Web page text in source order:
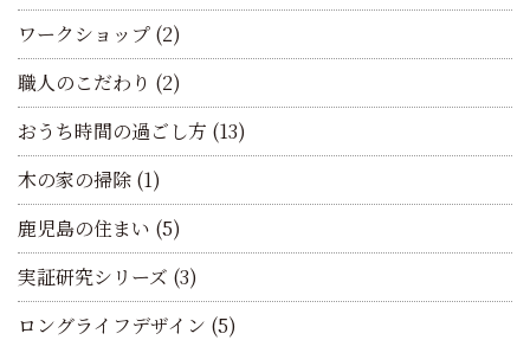
ワークショップ (2)
職人のこだわり (2)
おうち時間の過ごし方 (13)
木の家の掃除 (1)
鹿児島の住まい (5)
実証研究シリーズ (3)
ロングライフデザイン (5)